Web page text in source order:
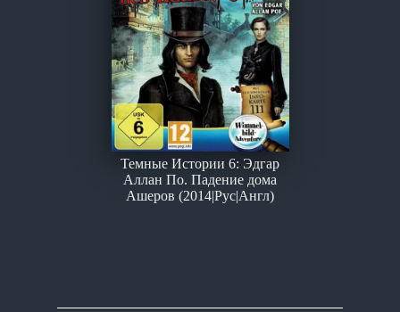
Темные Истории 6: Эдгар
Аллан По. Падение дома
Ашеров (2014|Рус|Англ)